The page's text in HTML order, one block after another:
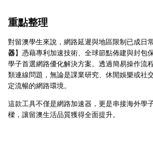
重點整理
對留澳學生來說，網路延遲與地區限制已成日
器】憑藉專利加速技術、全球節點佈建與封包
學子首選網路優化解決方案。透過簡易操作流
類連線問題，無論是課業研究、休閒娛樂或社
定流暢的網路環境。
這款工具不僅是網路加速器，更是串接海外學
樑，讓留澳生活品質獲得全面提升。